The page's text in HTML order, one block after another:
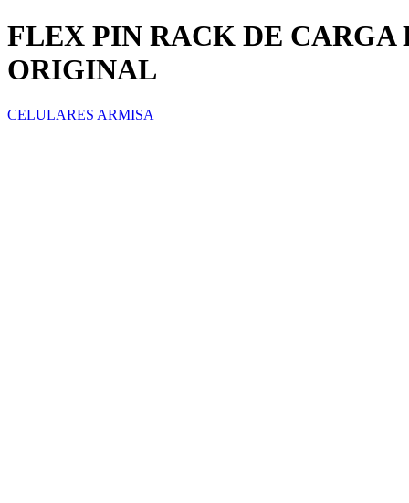
FLEX PIN RACK DE CARGA
ORIGINAL
CELULARES ARMISA